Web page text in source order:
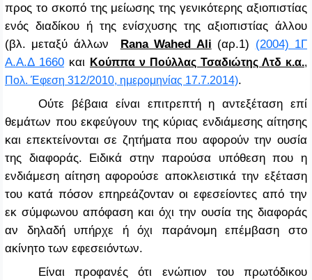
προς το σκοπό της μείωσης της γενικότερης αξιοπιστίας
ενός διαδίκου ή της ενίσχυσης της αξιοπιστίας άλλου
(βλ. μεταξύ άλλων Rana Wahed Ali (αρ.1) (2004) 1Γ
Α.Α.Δ 1660 και Κούππα ν Πούλλας Τσαδιώτης Λτδ κ.α.,
Πολ. Έφεση 312/2010, ημερομηνίας 17.7.2014).
Ούτε βέβαια είναι επιτρεπτή η αντεξέταση επί
θεμάτων που εκφεύγουν της κύριας ενδιάμεσης αίτησης
και επεκτείνονται σε ζητήματα που αφορούν την ουσία
της διαφοράς. Ειδικά στην παρούσα υπόθεση που η
ενδιάμεση αίτηση αφορούσε αποκλειστικά την εξέταση
του κατά πόσον επηρεάζονταν οι εφεσείοντες από την
εκ σύμφωνου απόφαση και όχι την ουσία της διαφοράς
αν δηλαδή υπήρχε ή όχι παράνομη επέμβαση στο
ακίνητο των εφεσειόντων.
Είναι προφανές ότι ενώπιον του πρωτόδικου